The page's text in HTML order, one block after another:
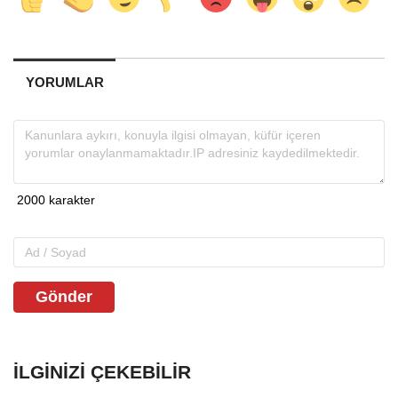
YORUMLAR
Gönder
İLGINIZI ÇEKEBILIR